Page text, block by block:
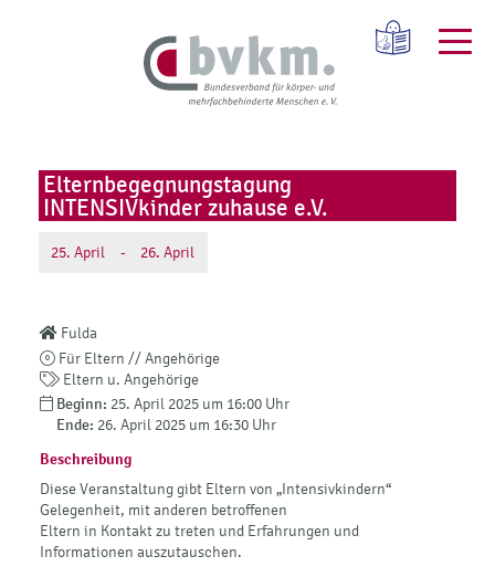
Elternbegegnungstagung
INTENSIVkinder zuhause e.V.
25.April - 26.April
Fulda
Für Eltern // Angehörige
Eltern u. Angehörige
Beginn: 25. April 2025 um 16:00 Uhr
Ende: 26. April 2025 um 16:30 Uhr
Beschreibung
Diese Veranstaltung gibt Eltern von „Intensivkindern“
Gelegenheit, mit anderen betroffenen
Eltern in Kontakt zu treten und Erfahrungen und
Informationen auszutauschen.